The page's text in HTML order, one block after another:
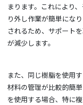
まります。これにより
り外し作業が簡単にな
されるため、サポート
が減少します。
また、同じ樹脂を使用
材料の管理が比較的簡
を使用する場合、特に